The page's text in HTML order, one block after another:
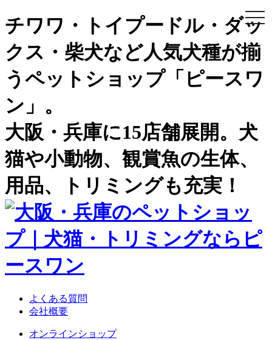
チワワ・トイプードル・ダッ
クス・柴犬など人気犬種が揃
うペットショップ「ピースワ
ン」。
大阪・兵庫に15店舗展開。犬
猫や小動物、観賞魚の生体、
用品、トリミングも充実！
よくある質問
会社概要
オンラインショップ